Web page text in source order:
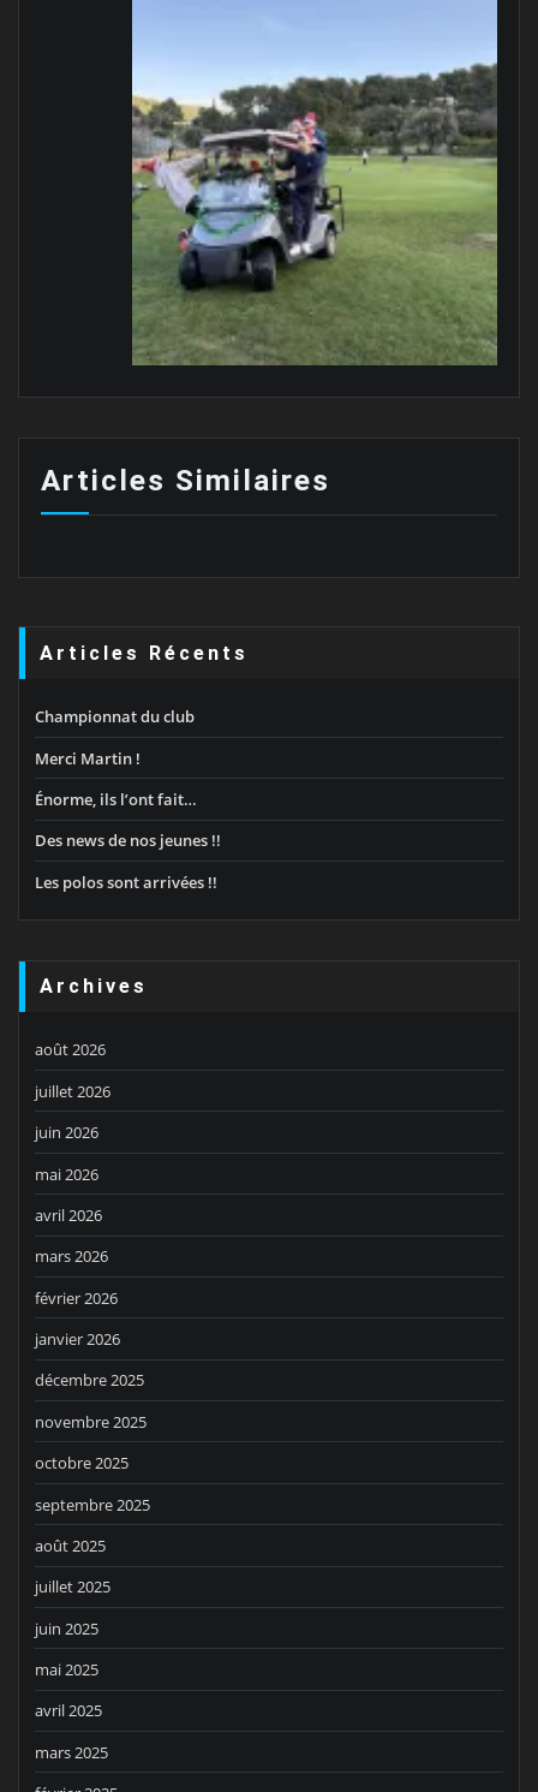
Articles Similaires
Articles Récents
Championnat du club
Merci Martin !
Énorme, ils l’ont fait…
Des news de nos jeunes !!
Les polos sont arrivées !!
Archives
août 2026
juillet 2026
juin 2026
mai 2026
avril 2026
mars 2026
février 2026
janvier 2026
décembre 2025
novembre 2025
octobre 2025
septembre 2025
août 2025
juillet 2025
juin 2025
mai 2025
avril 2025
mars 2025